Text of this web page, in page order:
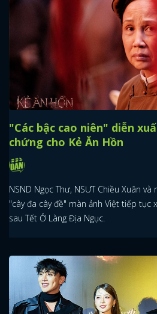
"Các bậc cao niên" diễn
chứng cho Kẻ Ăn Hồn
NSND Ngọc Thư, NSƯT Chiều Xuân
"cây đa cây đề" màn ảnh Việt tiếp tục
sau Tết Ở Làng Địa Ngục.